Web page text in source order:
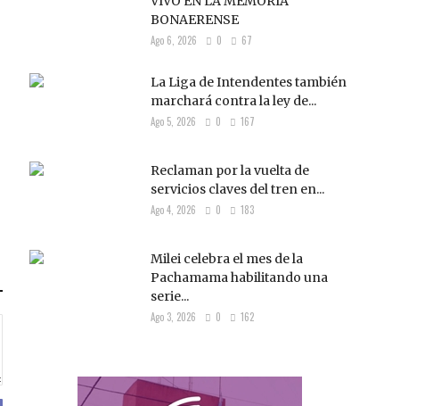
BONAERENSE
Ago 6, 2026 0 67
La Liga de Intendentes también
marchará contra la ley de...
Ago 5, 2026 0 167
Reclaman por la vuelta de
servicios claves del tren en...
Ago 4, 2026 0 183
Milei celebra el mes de la
Pachamama habilitando una
serie...
Ago 3, 2026 0 162